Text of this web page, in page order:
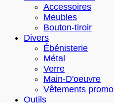
Accessoires
Meubles
Bouton-tiroir
Divers
Ébénisterie
Métal
Verre
Main-D'oeuvre
Vêtements promo
Outils